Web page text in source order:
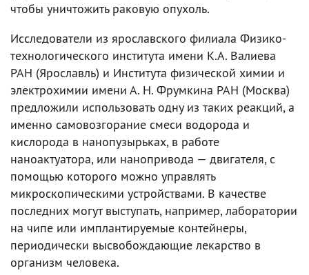
чтобы уничтожить раковую опухоль.
Исследователи из ярославского филиала Физико-
технологического института имени К.А. Валиева
РАН (Ярославль) и Института физической химии и
электрохимии имени А. Н. Фрумкина РАН (Москва)
предложили использовать одну из таких реакций, а
именно самовозгорание смеси водорода и
кислорода в нанопузырьках, в работе
наноактуатора, или нанопривода — двигателя, с
помощью которого можно управлять
микроскопическими устройствами. В качестве
последних могут выступать, например, лаборатории
на чипе или имплантируемые контейнеры,
периодически высвобождающие лекарство в
организм человека.